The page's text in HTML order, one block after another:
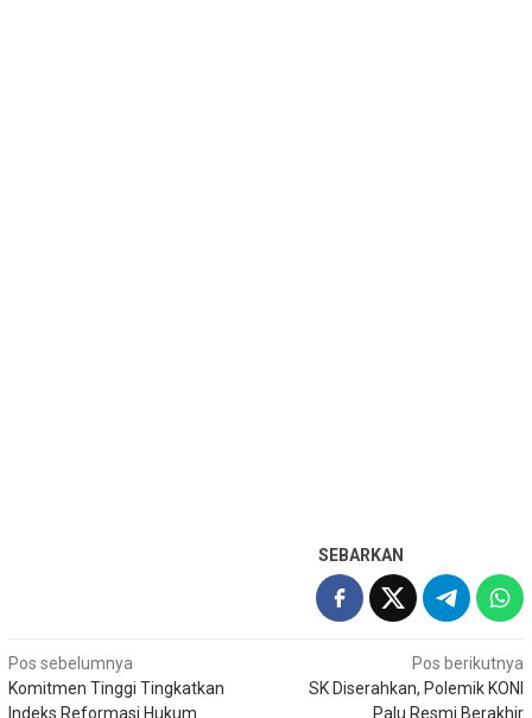
SEBARKAN
Navigasi
pos
Pos sebelumnya
Komitmen Tinggi Tingkatkan
Indeks Reformasi Hukum
Pos berikutnya
SK Diserahkan, Polemik KONI
Palu Resmi Berakhir